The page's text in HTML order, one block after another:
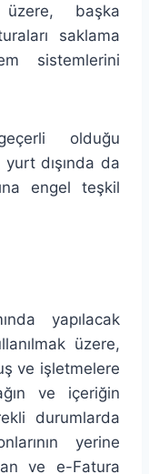
başka
saklama
sistemlerini
olduğu
dışında da
engel teşkil
yapılacak
üzere,
ve işletmelere
ve içeriğin
durumlarda
yerine
ve e-Fatura